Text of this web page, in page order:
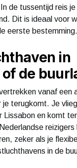
de tussentijd reis
Dit is ideaal voor
eerste bestemming.
in
de
vanaf een
je terugkomt. Je
Lissabon en komt
reizigers
zeker als je
in de